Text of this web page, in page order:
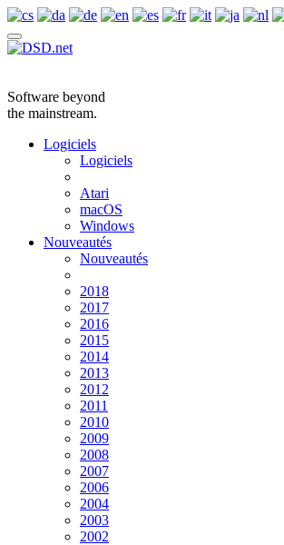
Software beyond
the mainstream.
Logiciels
Logiciels
Atari
macOS
Windows
Nouveautés
Nouveautés
2018
2017
2016
2015
2014
2013
2012
2011
2010
2009
2008
2007
2006
2004
2003
2002